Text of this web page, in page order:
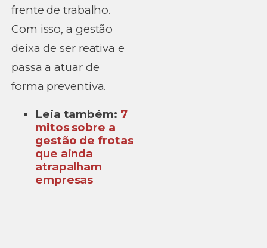
frente de trabalho.
Com isso, a gestão
deixa de ser reativa e
passa a atuar de
forma preventiva.
Leia também: 7
mitos sobre a
gestão de frotas
que ainda
atrapalham
empresas